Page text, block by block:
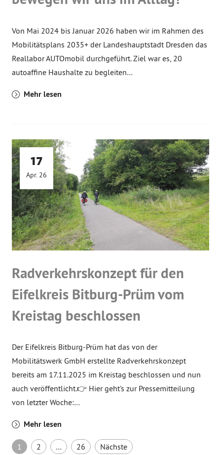
Von Mai 2024 bis Januar 2026 haben wir im Rahmen des
Mobilitätsplans 2035+ der Landeshauptstadt Dresden das
Reallabor AUTOmobil durchgeführt. Ziel war es, 20
autoaffine Haushalte zu begleiten…
Mehr lesen
17
Apr. 26
Radverkehrskonzept für den
Eifelkreis Bitburg-Prüm vom
Kreistag beschlossen
Der Eifelkreis Bitburg-Prüm hat das von der
Mobilitätswerk GmbH erstellte Radverkehrskonzept
bereits am 17.11.2025 im Kreistag beschlossen und nun
auch veröffentlicht.👉 Hier geht’s zur Pressemitteilung
von letzter Woche:…
Mehr lesen
1 2 … 26 Nächste